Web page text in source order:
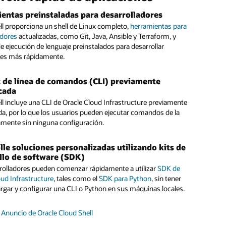
preinstaladas para desarrolladores
proporciona un shell de Linux completo, herramientas para
actualizadas, como Git, Java, Ansible y Terraform, y
ejecución de lenguaje preinstalados para desarrollar
más rápidamente.
línea de comandos (CLI) previamente
incluye una CLI de Oracle Cloud Infrastructure previamente
por lo que los usuarios pueden ejecutar comandos de la
sin ninguna configuración.
soluciones personalizadas utilizando kits de
de software (SDK)
pueden comenzar rápidamente a utilizarSDK de
Infrastructure, tales como elSDK para Python, sin tener
y configurar una CLI o Python en sus máquinas locales.
de Oracle Cloud Shell
en la Oracle Cloud Console
está disponible para todos los usuarios de Oracle Cloud
a través de la interfaz de usuario de la consola Oracle
cuenta con5 GB de almacenamiento persistentepara que
puedan guardar su trabajo entre sesiones y volver
a los proyectos en curso.
.
de Cloud Shell
los recursos de Oracle Cloud Infrastructure
la CLI
proporciona todas las herramientas para comenzar de
como la CLI de Oracle Cloud Infrastructure. Visite los
un clúster de Oracle Container Engine for
con Cloud Shell
laboratorio práctico, los ingenieros y desarrolladores de
conectarse a él y ejecutar una aplicación de muestra, todo
Shell.
con Oracle Functions
configure y pruebeOracle Functionsen Cloud Shell en